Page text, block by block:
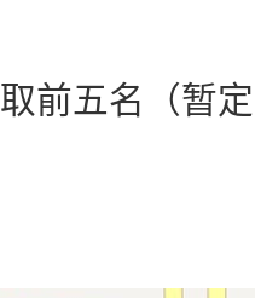
五名（暂定